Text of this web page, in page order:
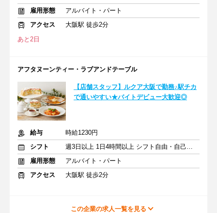
雇用形態
アルバイト・パート
アクセス
大阪駅 徒歩2分
あと2日
アフタヌーンティー・ラブアンドテーブル
【店舗スタッフ】ルクア大阪で勤務♪駅チカ
で通いやすい★バイトデビュー大歓迎◎
給与
時給1230円
シフト
週3日以上 1日4時間以上 シフト自由・自己申告
雇用形態
アルバイト・パート
アクセス
大阪駅 徒歩2分
この企業の求人一覧を見る